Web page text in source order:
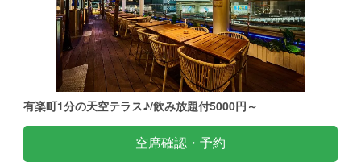
有楽町1分の天空テラス♪/飲み放題付5000円～
空席確認・予約